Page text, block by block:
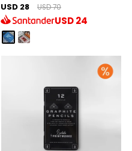
USD 28 USD 70
USD24